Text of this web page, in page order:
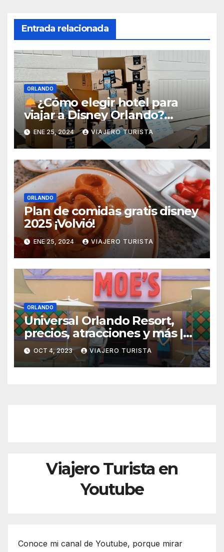
Entrada relacionada
ORLANDO
¿Cómo elegir hotel para
viajar a Disney Orlando?
Descifrando el Laberinto
Hotelero
ENE 25, 2024 VIAJERO TURISTA
ORLANDO
Plan de comidas gratis disney
2025 ¡Volvió!
ENE 25, 2024 VIAJERO TURISTA
ORLANDO
Universal Orlando Resort,
precios, atracciones y más |
Guía básica | ¿Vale la pena?
OCT 4, 2023 VIAJERO TURISTA
Viajero Turista en
Youtube
Conoce mi canal de Youtube, porque mirar